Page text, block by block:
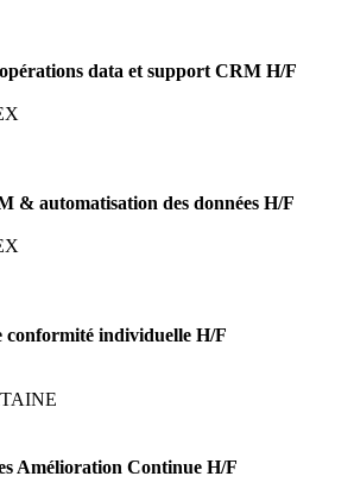
data et support CRM H/F
& automatisation des données H/F
conformité individuelle H/F
Amélioration Continue H/F